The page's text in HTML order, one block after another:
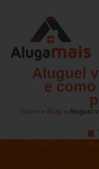
Aluguel
e
Home » Blog » Aluguel